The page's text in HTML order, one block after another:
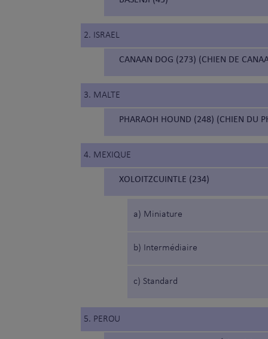
2. ISRAEL
CANAAN DOG (273) (CHIEN DE
3. MALTE
PHARAOH HOUND (248) (CHIEN DU
4. MEXIQUE
XOLOITZCUINTLE (234)
a) Miniature
b) Intermédiaire
c) Standard
5. PEROU